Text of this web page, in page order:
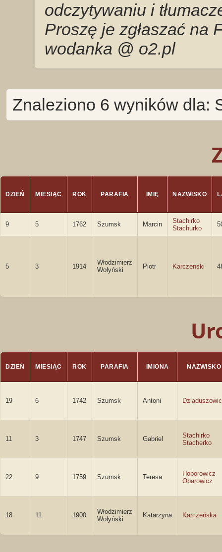
odczytywaniu i
Proszę je zgłaszać na
wodanka @ o2.pl
Znaleziono 6 wyników dla:
DZIEŃ MIESIĄC ROK PARAFIA IMIĘ NAZWISKO
9 5 1762 Szumsk Marcin
Stachirko
Stachurko
5 3 1914
Włodzimierz
Wołyński
Piotr Karczenski
DZIEŃ MIESIĄC ROK PARAFIA IMIONA NAZWISKO
19 6 1742 Szumsk Antoni
11 3 1747 Szumsk Gabriel
Stachirko
Stacherko
22 9 1759 Szumsk Teresa
Hoborowicz
Obarowicz
18 11 1900
Włodzimierz
Wołyński
Katarzyna Karczeńska